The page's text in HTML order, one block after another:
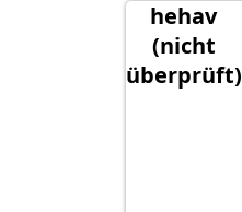
hehav
(nicht
überprüft)